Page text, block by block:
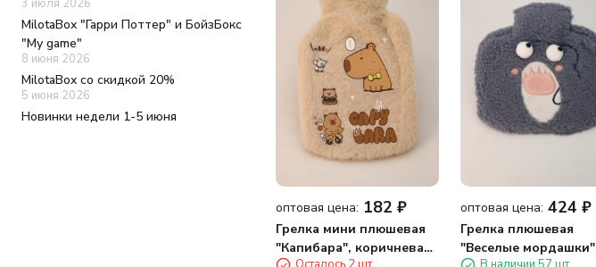
оптовая цена: 182 ₽
Грелка мини плюшевая
"Капибара", коричневая,
оптовая цена: 424 ₽
Грелка плюшевая
"Веселые
3 июля 2026
MilotaBox "Гарри Поттер" и БойзБокс
"My game"
8 июня 2026
MilotaBox со скидкой 20%
5 июня 2026
Новинки недели 1-5 июня